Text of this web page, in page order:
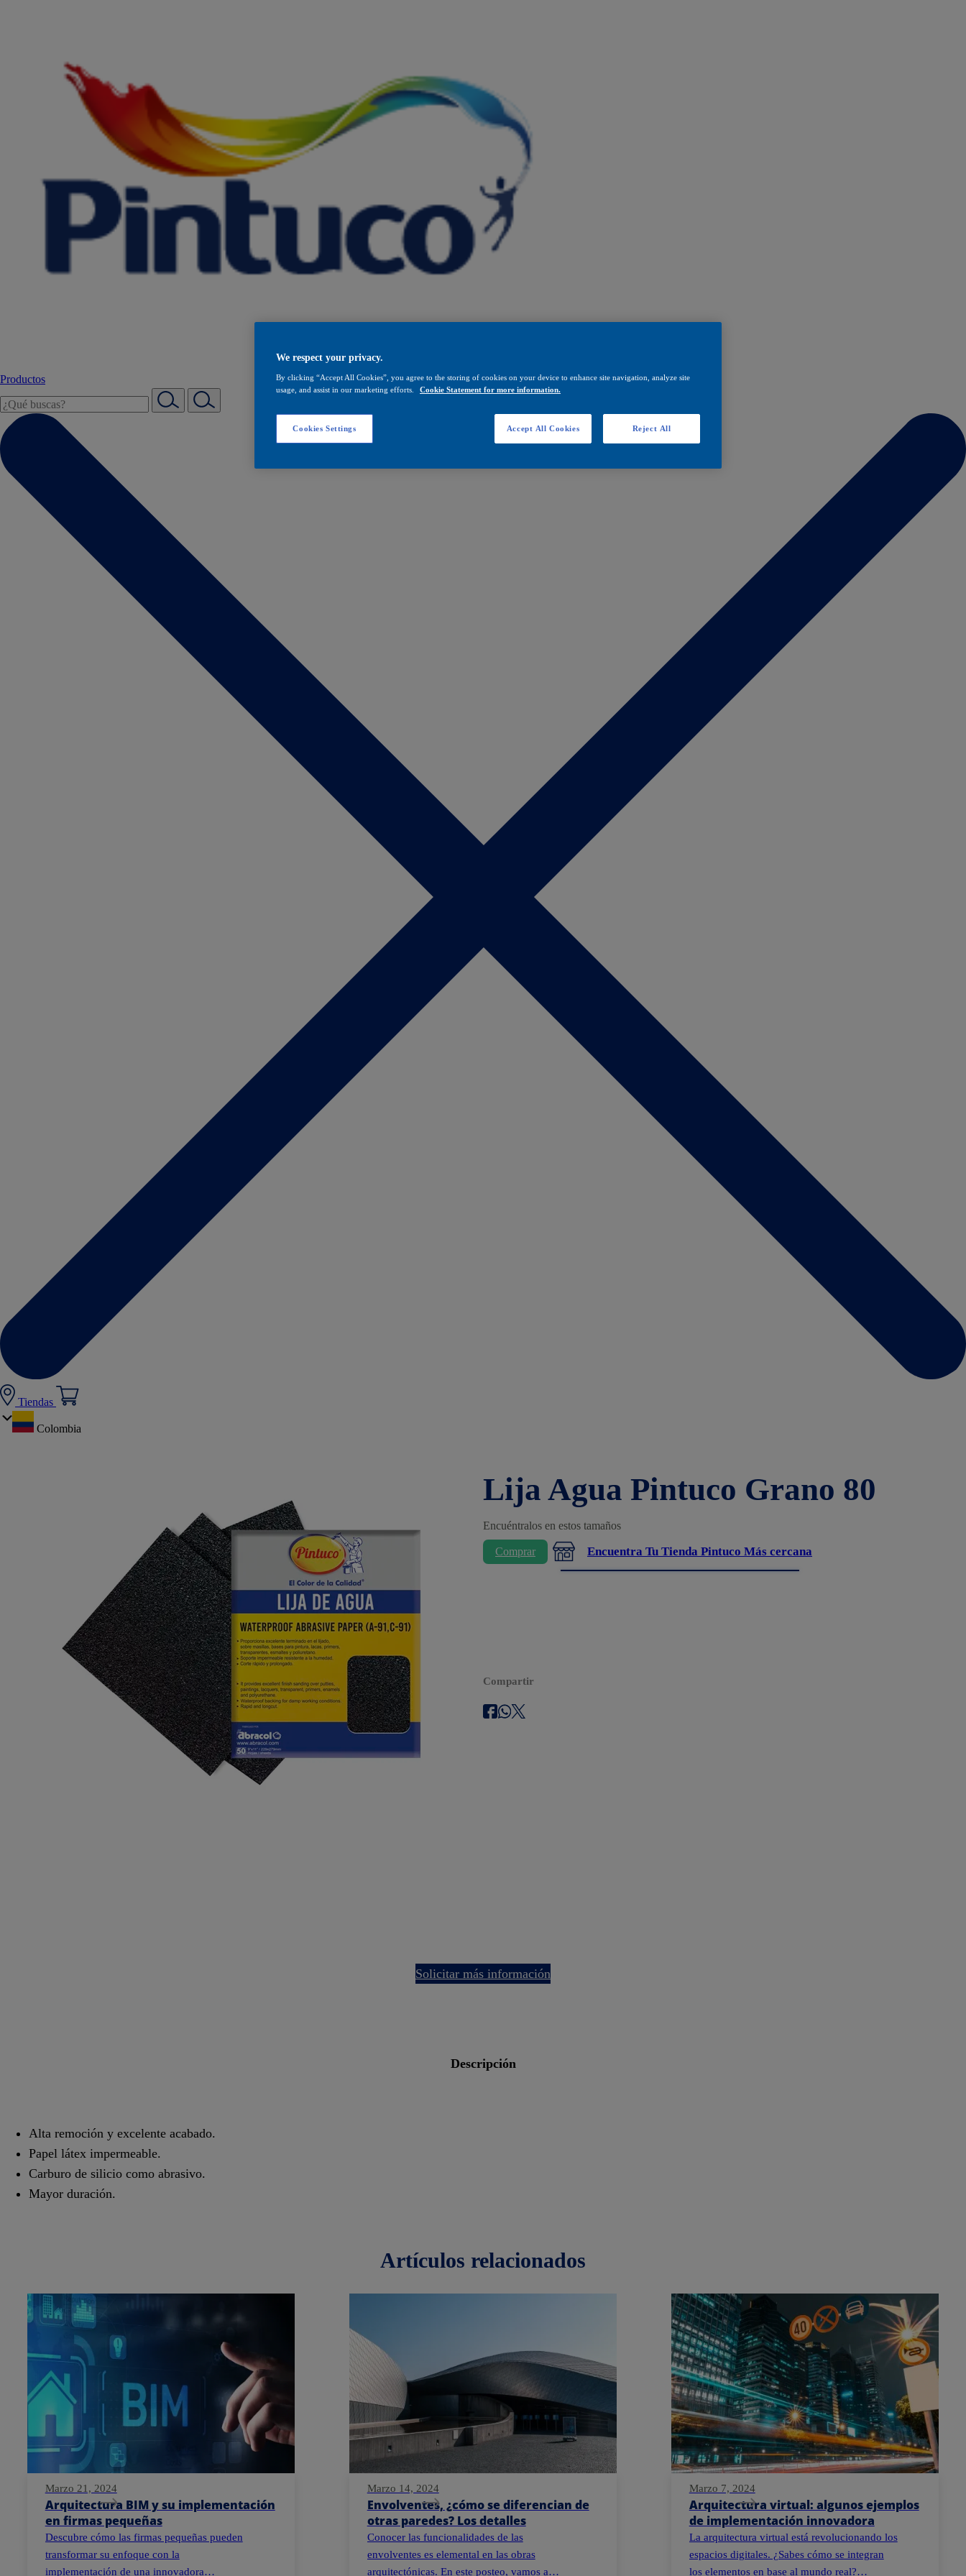
Productos
Tiendas
Colombia
Lija Agua Pintuco Grano 80
Encuéntralos en estos tamaños
Comprar Encuentra Tu Tienda Pintuco Más cercana
Compartir
solicitar más información
descripción
Alta remoción y excelente acabado.
Papel látex impermeable.
Carburo de silicio como abrasivo.
Mayor duración.
artículos relacionados
Marzo 21, 2024
Arquitectura BIM y su implementación
en firmas pequeñas
Descubre cómo las firmas pequeñas pueden
transformar su enfoque con la
implementación de una innovadora
Marzo 14, 2024
Envolventes, ¿cómo se diferencian de
otras paredes? Los detalles
Conocer las funcionalidades de las
envolventes es elemental en las obras
arquitectónicas. En este posteo, vamos a
Marzo 7, 2024
Arquitectura virtual: algunos ejemplos
de implementación innovadora
La arquitectura virtual está revolucionando los
espacios digitales. ¿Sabes cómo se integran
los elementos en base al mundo real?
We respect your privacy.
By clicking “Accept All Cookies”, you agree to the storing of cookies on your device to enhance site navigation, analyze site
usage, and assist in our marketing efforts.
Cookie Statement for more information.
Cookies Settings Reject All
Accept All Cookies